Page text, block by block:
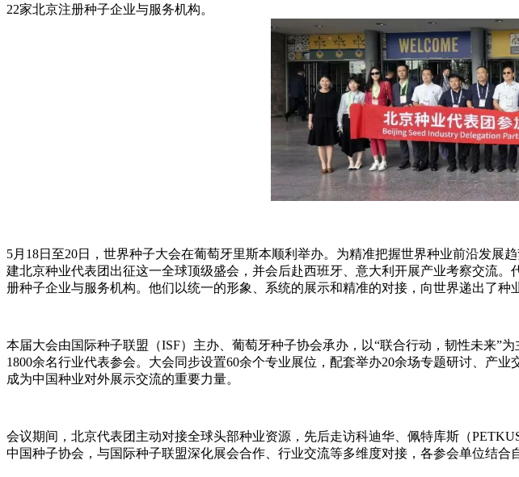
22家北京注册种子企业与服务机构。
5月18日至20日， 世界种子大会在葡萄牙里斯本顺利举办。为精准把握世界种业前沿发展趋
建北京种业代表团出征这一全球顶级盛会，并会后赴西班牙、意大利开展产业考察交流。
册种子企业与服务机构。他们 以统一的形象、系统的展示和精准的对接，向世界递出了种
本届大会由国际种子联盟（ISF）主办、葡萄牙种子协会承办，以“联合行动，韧性未来”
1800余名行业代表参会。大会同步设置60余个专业展位，配套举办20余场专题研讨、产业
成为中国种业对外展示交流的重要力量。
会议期间，北京代表团主动对接全球头部种业资源，先后走访科迪华 、佩特库斯（
中国种子协会，与国际种子联盟深化展会合作 、行业交流等多维度对接，各参会单位结